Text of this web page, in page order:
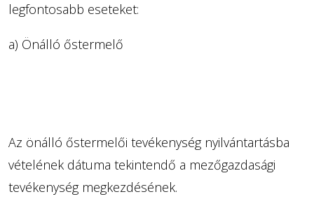
legfontosabb eseteket:
a) Önálló őstermelő
Az önálló őstermelői tevékenység nyilvántartásba
vételének dátuma tekintendő a mezőgazdasági
tevékenység megkezdésének.